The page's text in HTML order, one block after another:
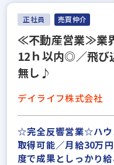
正社員 売買仲介
≪不動産営業≫業
12ｈ以内◎／飛び
無し♪
デイライフ株式会社
☆完全反響営業☆ハウ
取得可能／月給30万
度で成果としっかり